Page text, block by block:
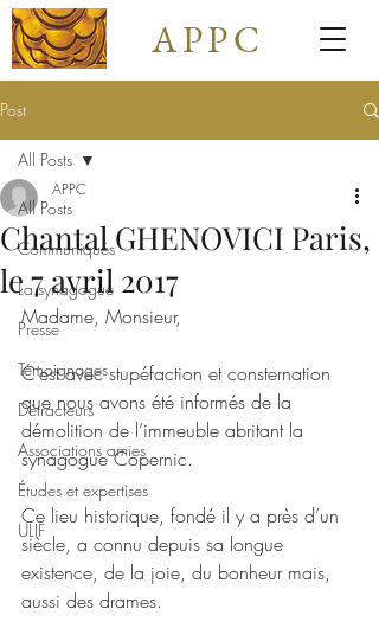
APPC
Post
All Posts
Communiqués
La synagogue
Presse
Témoignages
Détracteurs
Associations amies
Études et expertises
ULIF
All Posts
Chantal GHENOVICI Paris,
le 7 avril 2017
APPC
Madame, Monsieur,
C’est avec stupéfaction et consternation
que nous avons été informés de la
démolition de l’immeuble abritant la
synagogue Copernic.
Ce lieu historique, fondé il y a près d’un
siècle, a connu depuis sa longue
existence, de la joie, du bonheur mais,
aussi des drames.